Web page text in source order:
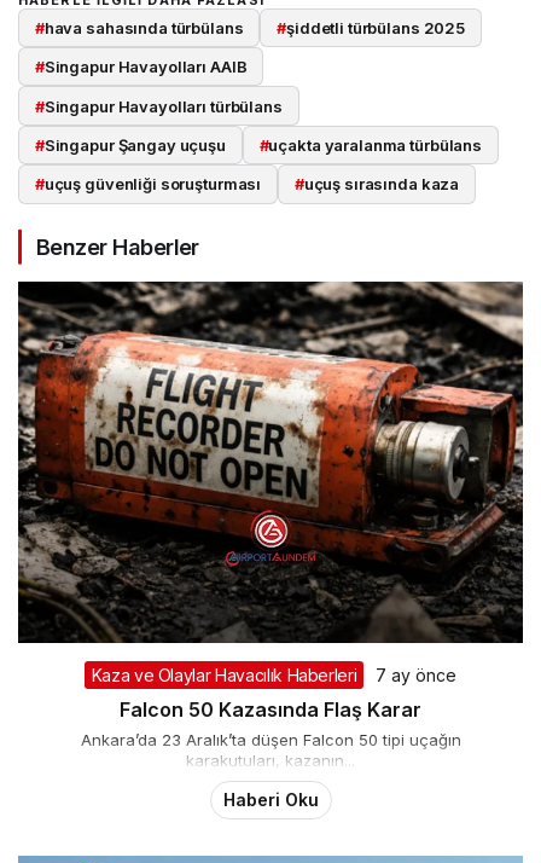
#hava sahasında türbülans #şiddetli türbülans 2025
#Singapur Havayolları AAIB
#Singapur Havayolları türbülans
#Singapur Şangay uçuşu #uçakta yaralanma türbülans
#uçuş güvenliği soruşturması #uçuş sırasında kaza
Benzer Haberler
Kaza ve Olaylar Havacılık Haberleri 7 ay önce
Falcon 50 Kazasında Flaş Karar
Ankara’da 23 Aralık’ta düşen Falcon 50 tipi uçağın
karakutuları, kazanın...
Haberi Oku